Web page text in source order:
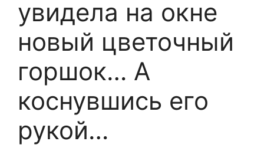
увидела на окне
новый цветочный
горшок… А
коснувшись его
рукой…